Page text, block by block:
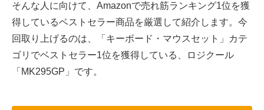
そんな人に向けて、Amazonで売れ筋ランキング1位を獲
得しているベストセラー商品を厳選して紹介します。今
回取り上げるのは、「キーボード・マウスセット」カテ
ゴリでベストセラー1位を獲得している、ロジクール
「MK295GP」です。